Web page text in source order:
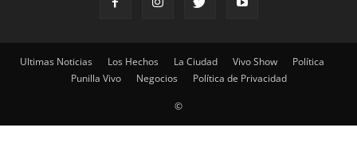
Ultimas Noticias Los Hechos La Ciudad Vivo Show
Política
Punilla Vivo
Negocios Política de Privacidad
©